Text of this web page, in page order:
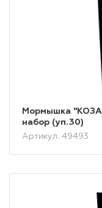
Мормышка
набор (уп.30)
Артикул: 49493